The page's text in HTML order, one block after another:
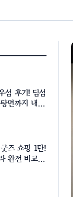
섬 후기! 딤섬
면까지 내돈
즈 쇼핑 1탄!
완전 비교
↑ ↓ 이동